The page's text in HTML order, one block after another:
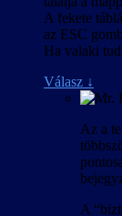
A fekete
az ESC
Ha valaki
Válasz ↓
Az a
A